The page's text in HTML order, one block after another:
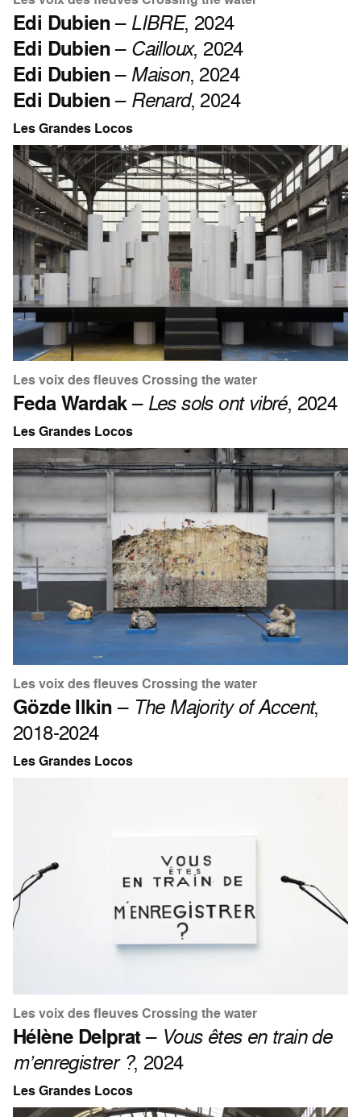
Edi Dubien– LIBRE, 2024
Edi Dubien– Cailloux, 2024
Edi Dubien– Maison, 2024
Edi Dubien– Renard, 2024
Les Grandes Locos
Les voix des fleuves Crossing the water
Feda Wardak– Les sols ont vibré, 2024
Les Grandes Locos
Les voix des fleuves Crossing the water
Gözde Ilkin– The Majority of Accent,
2018-2024
Les Grandes Locos
Les voix des fleuves Crossing the water
Hélène Delprat– Vous êtes en train de
m’enregistrer ?, 2024
Les Grandes Locos